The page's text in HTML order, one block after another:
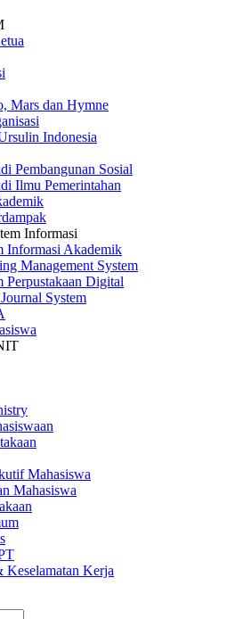
Mars dan Hymne
Indonesia
Pembangunan Sosial
Ilmu Pemerintahan
Informasi
Informasi Akademik
Management System
Perpustakaan Digital
System
Mahasiswa
Mahasiswa
Keselamatan Kerja